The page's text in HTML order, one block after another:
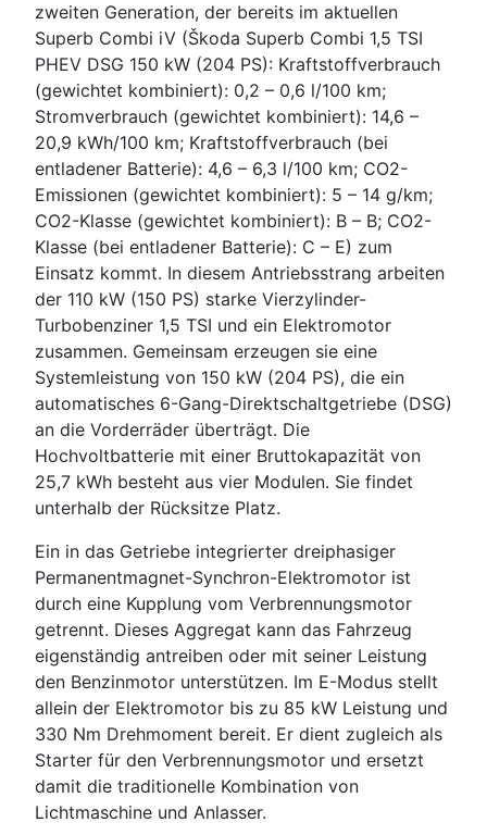
zweiten Generation, der bereits im aktuellen
Superb Combi iV (Škoda Superb Combi 1,5 TSI
PHEV DSG 150 kW (204 PS): Kraftstoffverbrauch
(gewichtet kombiniert): 0,2 – 0,6 l/100 km;
Stromverbrauch (gewichtet kombiniert): 14,6 –
20,9 kWh/100 km; Kraftstoffverbrauch (bei
entladener Batterie): 4,6 – 6,3 l/100 km; CO2-
Emissionen (gewichtet kombiniert): 5 – 14 g/km;
CO2-Klasse (gewichtet kombiniert): B – B; CO2-
Klasse (bei entladener Batterie): C – E) zum
Einsatz kommt. In diesem Antriebsstrang arbeiten
der 110 kW (150 PS) starke Vierzylinder-
Turbobenziner 1,5 TSI und ein Elektromotor
zusammen. Gemeinsam erzeugen sie eine
Systemleistung von 150 kW (204 PS), die ein
automatisches 6-Gang-Direktschaltgetriebe (DSG)
an die Vorderräder überträgt. Die
Hochvoltbatterie mit einer Bruttokapazität von
25,7 kWh besteht aus vier Modulen. Sie findet
unterhalb der Rücksitze Platz.
Ein in das Getriebe integrierter dreiphasiger
Permanentmagnet-Synchron-Elektromotor ist
durch eine Kupplung vom Verbrennungsmotor
getrennt. Dieses Aggregat kann das Fahrzeug
eigenständig antreiben oder mit seiner Leistung
den Benzinmotor unterstützen. Im E-Modus stellt
allein der Elektromotor bis zu 85 kW Leistung und
330 Nm Drehmoment bereit. Er dient zugleich als
Starter für den Verbrennungsmotor und ersetzt
damit die traditionelle Kombination von
Lichtmaschine und Anlasser.